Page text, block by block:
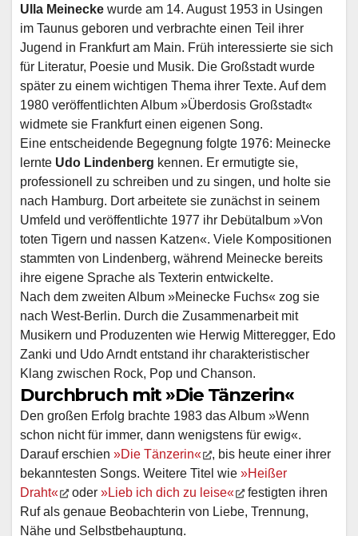
Ulla Meinecke wurde am 14. August 1953 in Usingen
im Taunus geboren und verbrachte einen Teil ihrer
Jugend in Frankfurt am Main. Früh interessierte sie sich
für Literatur, Poesie und Musik. Die Großstadt wurde
später zu einem wichtigen Thema ihrer Texte. Auf dem
1980 veröffentlichten Album »Überdosis Großstadt«
widmete sie Frankfurt einen eigenen Song.
Eine entscheidende Begegnung folgte 1976: Meinecke
lernte Udo Lindenberg kennen. Er ermutigte sie,
professionell zu schreiben und zu singen, und holte sie
nach Hamburg. Dort arbeitete sie zunächst in seinem
Umfeld und veröffentlichte 1977 ihr Debütalbum »Von
toten Tigern und nassen Katzen«. Viele Kompositionen
stammten von Lindenberg, während Meinecke bereits
ihre eigene Sprache als Texterin entwickelte.
Nach dem zweiten Album »Meinecke Fuchs« zog sie
nach West-Berlin. Durch die Zusammenarbeit mit
Musikern und Produzenten wie Herwig Mitteregger, Edo
Zanki und Udo Arndt entstand ihr charakteristischer
Klang zwischen Rock, Pop und Chanson.
Durchbruch mit »Die Tänzerin«
Den großen Erfolg brachte 1983 das Album »Wenn
schon nicht für immer, dann wenigstens für ewig«.
Darauf erschien »Die Tänzerin«
, bis heute einer ihrer
bekanntesten Songs. Weitere Titel wie »Heißer
Draht«
oder »Lieb ich dich zu leise«
festigten ihren
Ruf als genaue Beobachterin von Liebe, Trennung,
Nähe und Selbstbehauptung.